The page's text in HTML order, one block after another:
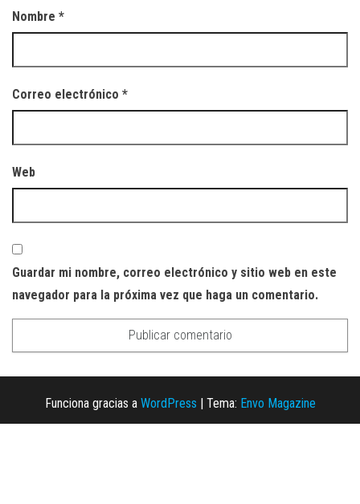
Nombre *
Correo electrónico *
Web
Guardar mi nombre, correo electrónico y sitio web en este
navegador para la próxima vez que haga un comentario.
Funciona gracias a WordPress Tema: Envo Magazine